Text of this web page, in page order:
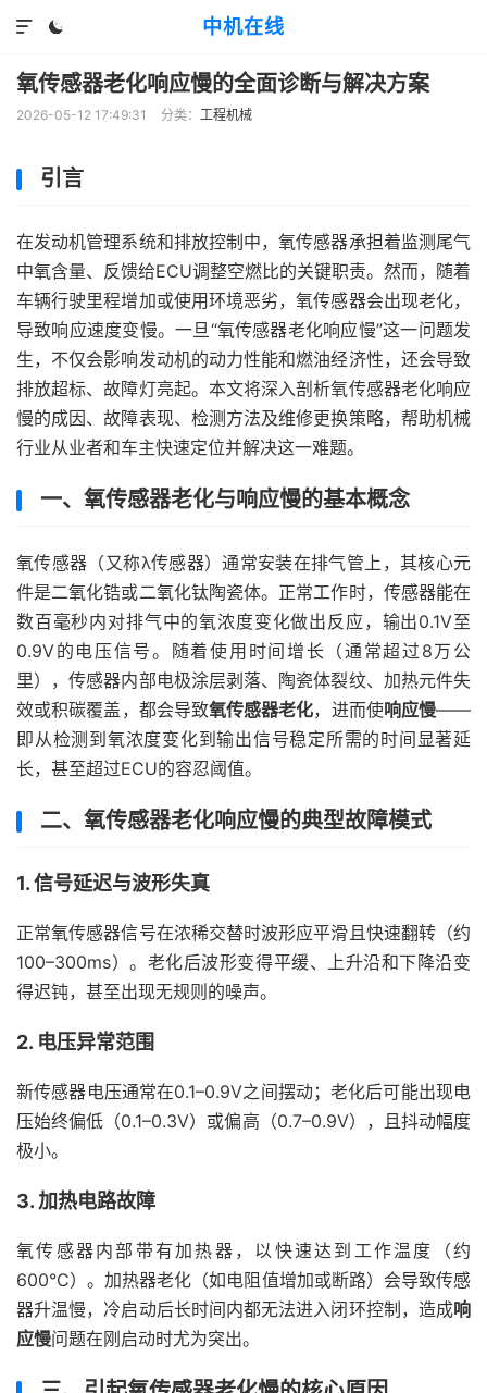
中机在线


氧传感器老化响应慢的全面诊断与解决方案
2026-05-12 17:49:31 分类： 工程机械
引言
在发动机管理系统和排放控制中，氧传感器承担着监测尾气
中氧含量、反馈给ECU调整空燃比的关键职责。然而，随着
车辆行驶里程增加或使用环境恶劣，氧传感器会出现老化，
导致响应速度变慢。一旦“氧传感器老化响应慢”这一问题发
生，不仅会影响发动机的动力性能和燃油经济性，还会导致
排放超标、故障灯亮起。本文将深入剖析氧传感器老化响应
慢的成因、故障表现、检测方法及维修更换策略，帮助机械
行业从业者和车主快速定位并解决这一难题。
一、氧传感器老化与响应慢的基本概念
氧传感器（又称λ传感器）通常安装在排气管上，其核心元
件是二氧化锆或二氧化钛陶瓷体。正常工作时，传感器能在
数百毫秒内对排气中的氧浓度变化做出反应，输出0.1V至
0.9V的电压信号。随着使用时间增长（通常超过8万公
里），传感器内部电极涂层剥落、陶瓷体裂纹、加热元件失
效或积碳覆盖，都会导致氧传感器老化，进而使响应慢——
即从检测到氧浓度变化到输出信号稳定所需的时间显著延
长，甚至超过ECU的容忍阈值。
二、氧传感器老化响应慢的典型故障模式
1. 信号延迟与波形失真
正常氧传感器信号在浓稀交替时波形应平滑且快速翻转（约
100–300ms）。老化后波形变得平缓、上升沿和下降沿变
得迟钝，甚至出现无规则的噪声。
2. 电压异常范围
新传感器电压通常在0.1–0.9V之间摆动；老化后可能出现电
压始终偏低（0.1–0.3V）或偏高（0.7–0.9V），且抖动幅度
极小。
3. 加热电路故障
氧传感器内部带有加热器，以快速达到工作温度（约
600°C）。加热器老化（如电阻值增加或断路）会导致传感
器升温慢，冷启动后长时间内都无法进入闭环控制，造成响
应慢问题在刚启动时尤为突出。